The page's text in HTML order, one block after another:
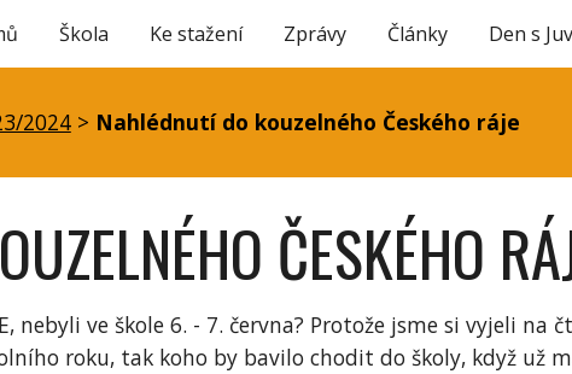
to main content Skip to
Škola Ke stažení Zprávy Články Den s
2024> Nahlédnutí do kouzelného Českého ráje
ČESKÉHO
nebyli ve škole 6. - 7. června? Protože jsme si vyjeli na
roku, tak koho by bavilo chodit do školy, když už